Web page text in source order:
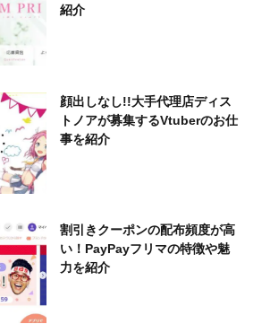
紹介
顔出しなし!!大手代理店ディス
トノアが募集するVtuberのお仕
事を紹介
割引きクーポンの配布頻度が高
い！PayPayフリマの特徴や魅
力を紹介